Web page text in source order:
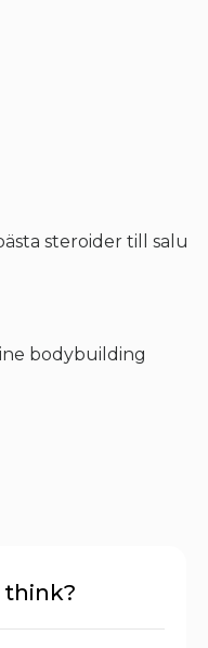
steroider till salu
bodybuilding
think?